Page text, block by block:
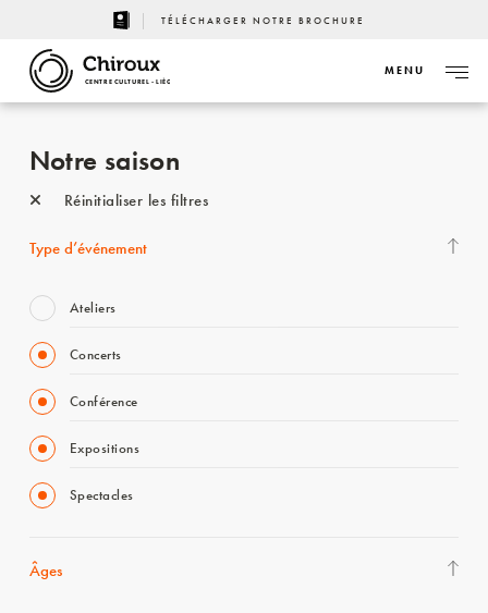
TÉLÉCHARGER NOTRE BROCHURE
CENTRE CULTUREL - LIÈGE
MENU
Notre saison
Réinitialiser les filtres
Type d’événement
Ateliers
Concerts
Conférence
Expositions
Spectacles
Âges